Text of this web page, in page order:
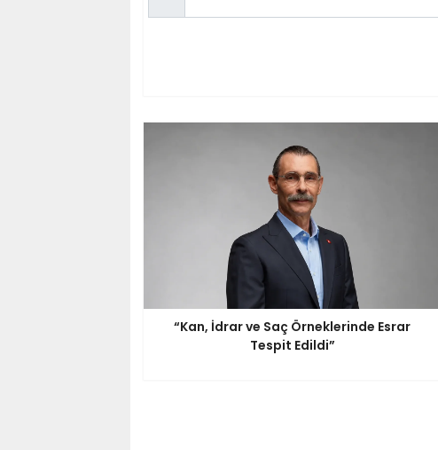
“Kan, İdrar ve Saç Örneklerinde Esrar
Tespit Edildi”